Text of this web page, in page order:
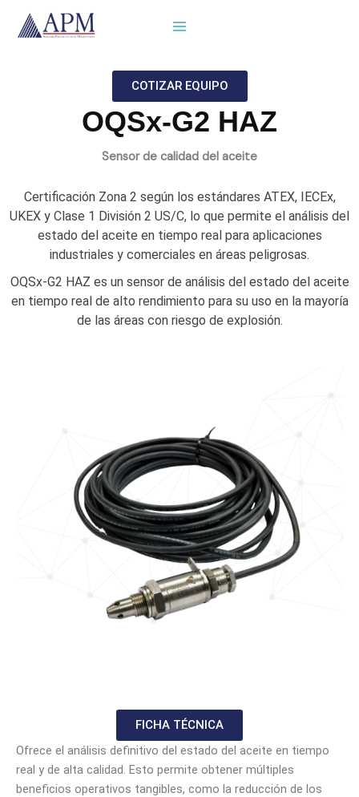
COTIZAR EQUIPO
OQSx-G2 HAZ
Sensor de calidad del aceite
Certificación Zona 2 según los estándares ATEX, IECEx,
UKEX y Clase 1 División 2 US/C, lo que permite el análisis del
estado del aceite en tiempo real para aplicaciones
industriales y comerciales en áreas peligrosas.
OQSx-G2 HAZ es un sensor de análisis del estado del aceite
en tiempo real de alto rendimiento para su uso en la mayoría
de las áreas con riesgo de explosión.
FICHA TÉCNICA
Ofrece el análisis definitivo del estado del aceite en tiempo
real y de alta calidad. Esto permite obtener múltiples
beneficios operativos tangibles, como la reducción de los